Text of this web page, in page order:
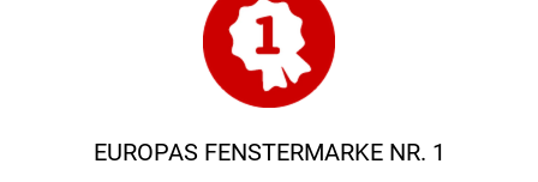
EUROPAS FENSTERMARKE NR. 1